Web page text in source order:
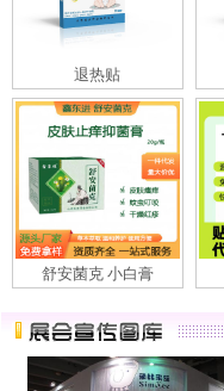
退热贴
舒安菌克 小白膏